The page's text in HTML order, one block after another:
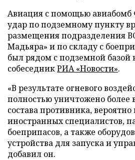
Авиация с помощью авиабомб
удар по подземному пункту
размещения подразделения
Мадьяра» и по складу с
был рядом с подземной базой
собеседникРИА «Новости».
«В результате огневого
полностью уничтожено более
состава противника, вероятно
иностранных специалистов,
боеприпасов, а также
устройства для запуска и
добавил он.